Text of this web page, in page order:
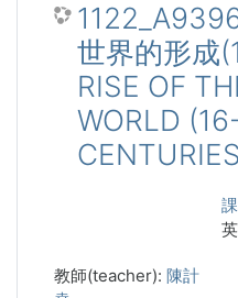
世界的形成
RISE OF
WORLD
教師(teacher): 陳計